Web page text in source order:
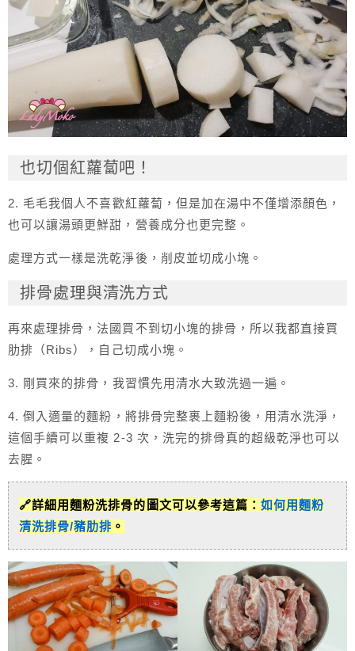
也切個紅蘿蔔吧！
2. 毛毛我個人不喜歡紅蘿蔔，但是加在湯中不僅增添顏色，
也可以讓湯頭更鮮甜，營養成分也更完整。
處理方式一樣是洗乾淨後，削皮並切成小塊。
排骨處理與清洗方式
再來處理排骨，法國買不到切小塊的排骨，所以我都直接買
肋排（Ribs），自己切成小塊。
3. 剛買來的排骨，我習慣先用清水大致洗過一遍。
4. 倒入適量的麵粉，將排骨完整裹上麵粉後，用清水洗淨，
這個手續可以重複 2-3 次，洗完的排骨真的超級乾淨也可以
去腥。
🔗詳細用麵粉洗排骨的圖文可以參考這篇： 如何用麵粉
清洗排骨/豬肋排 。